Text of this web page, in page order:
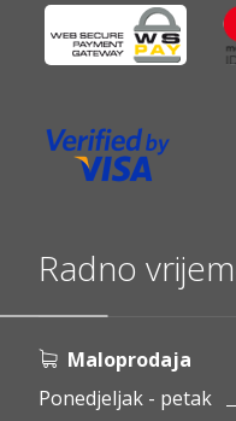
Radno
Maloprodaja
Ponedjeljak - petak